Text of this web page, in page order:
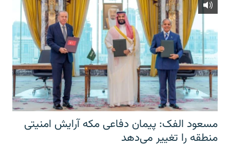
مسعود الفک: پیمان دفاعی مکه آرایش امنیتی
منطقه را تغییر می‌دهد